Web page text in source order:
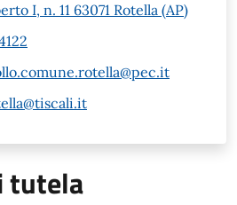
I, n. 11 63071 Rotella (AP)
tutela